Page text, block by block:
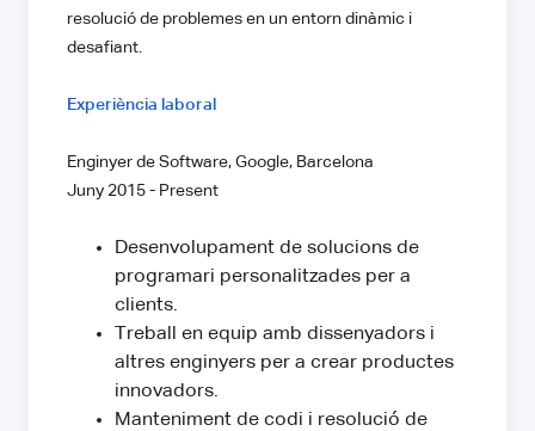
resolució de problemes en un entorn dinàmic i
desafiant.
Experiència laboral
Enginyer de Software, Google, Barcelona
Juny 2015 - Present
Desenvolupament de solucions de
programari personalitzades per a
clients.
Treball en equip amb dissenyadors i
altres enginyers per a crear productes
innovadors.
Manteniment de codi i resolució de